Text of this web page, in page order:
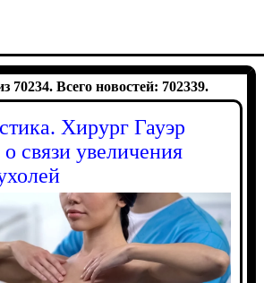
70234. Всего новостей: 702339.
Хирург Гауэр
о связи увеличения